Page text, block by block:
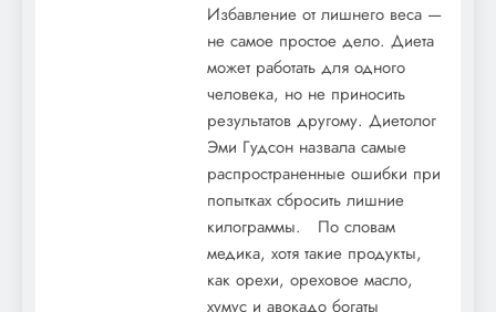
Избавление от лишнего веса —
не самое простое дело. Диета
может работать для одного
человека, но не приносить
результатов другому. Диетолог
Эми Гудсон назвала самые
распространенные ошибки при
попытках сбросить лишние
килограммы. По словам
медика, хотя такие продукты,
как орехи, ореховое масло,
хумус и авокадо богаты